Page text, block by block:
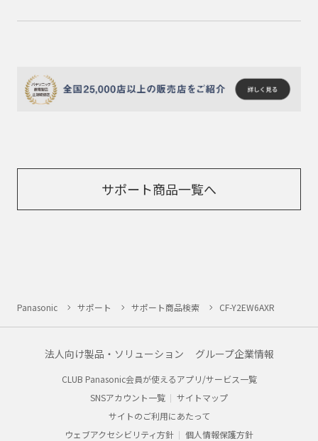
サポート商品一覧へ
Panasonic サポート サポート商品検索 CF-Y2EW6AXR
法人向け製品・ソリューション グループ企業情報
CLUB Panasonic会員が使えるアプリ/サービス一覧
SNSアカウント一覧
サイトマップ
サイトのご利用にあたって
ウェブアクセシビリティ方針
個人情報保護方針